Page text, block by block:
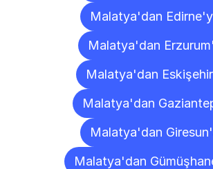
Malatya'dan
Malatya'dan
Malatya'dan
Malatya'dan
Malatya'dan
Malatya'dan